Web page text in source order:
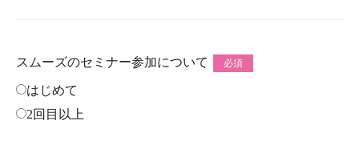
スムーズのセミナー参加について 必須
はじめて
2回目以上